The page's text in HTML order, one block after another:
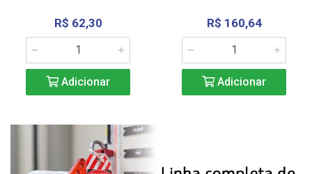
R$ 62,30
Adicionar
R$ 160,64
Adicionar